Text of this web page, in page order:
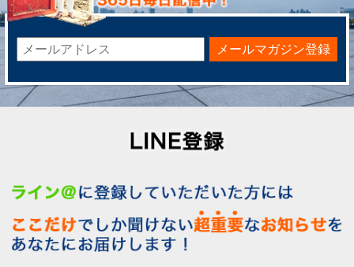
メールマガジン登録